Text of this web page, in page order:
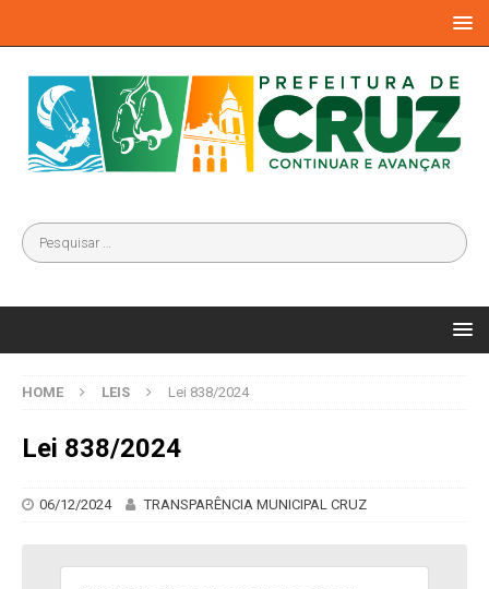
HOME LEIS Lei 838/2024
Lei 838/2024
06/12/2024 TRANSPARÊNCIA MUNICIPAL CRUZ